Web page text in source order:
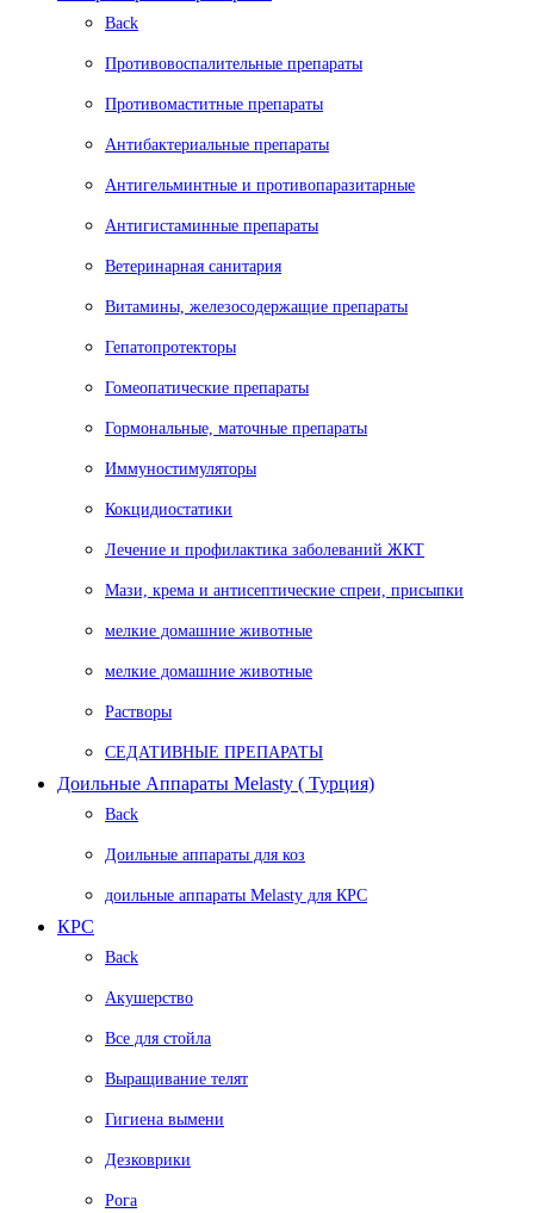
Back
Противовоспалительные препараты
Противомаститные препараты
Антибактериальные препараты
Антигельминтные и противопаразитарные
Антигистаминные препараты
Ветеринарная санитария
Витамины, железосодержащие препараты
Гепатопротекторы
Гомеопатические препараты
Гормональные, маточные препараты
Иммуностимуляторы
Кокцидиостатики
Лечение и профилактика заболеваний ЖКТ
Мази, крема и антисептические спреи, присыпки
мелкие домашние животные
мелкие домашние животные
Растворы
СЕДАТИВНЫЕ ПРЕПАРАТЫ
Доильные Аппараты Melasty ( Турция)
Back
Доильные аппараты для коз
доильные аппараты Melasty для КРС
КРС
Back
Акушерство
Все для стойла
Выращивание телят
Гигиена вымени
Дезковрики
Рога